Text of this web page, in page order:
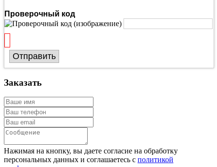
Проверочный код
Отправить
Заказать
Нажимая на кнопку, вы даете согласие на обработку
персональных данных и соглашаетесь с политикой